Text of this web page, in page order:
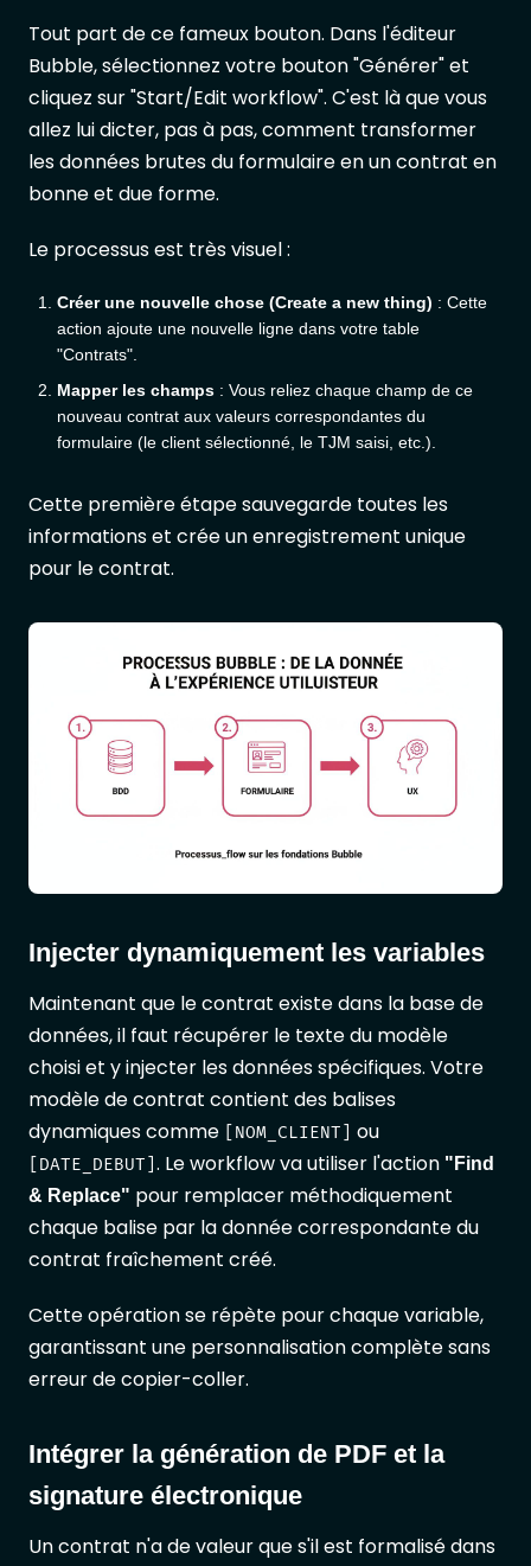
Tout part de ce fameux bouton. Dans l'éditeur
Bubble, sélectionnez votre bouton "Générer" et
cliquez sur "Start/Edit workflow". C'est là que vous
allez lui dicter, pas à pas, comment transformer
les données brutes du formulaire en un contrat en
bonne et due forme.
Le processus est très visuel :
Créer une nouvelle chose (Create a new thing) : Cette
action ajoute une nouvelle ligne dans votre table
"Contrats".
Mapper les champs : Vous reliez chaque champ de ce
nouveau contrat aux valeurs correspondantes du
formulaire (le client sélectionné, le TJM saisi, etc.).
Cette première étape sauvegarde toutes les
informations et crée un enregistrement unique
pour le contrat.
Injecter dynamiquement les variables
Maintenant que le contrat existe dans la base de
données, il faut récupérer le texte du modèle
choisi et y injecter les données spécifiques. Votre
modèle de contrat contient des balises
dynamiques comme
[NOM_CLIENT] ou
[DATE_DEBUT] . Le workflow va utiliser l'action "Find
& Replace" pour remplacer méthodiquement
chaque balise par la donnée correspondante du
contrat fraîchement créé.
Cette opération se répète pour chaque variable,
garantissant une personnalisation complète sans
erreur de copier-coller.
Intégrer la génération de PDF et la
signature électronique
Un contrat n'a de valeur que s'il est formalisé dans